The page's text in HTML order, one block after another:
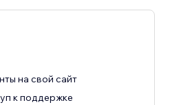
на свой сайт
к поддержке